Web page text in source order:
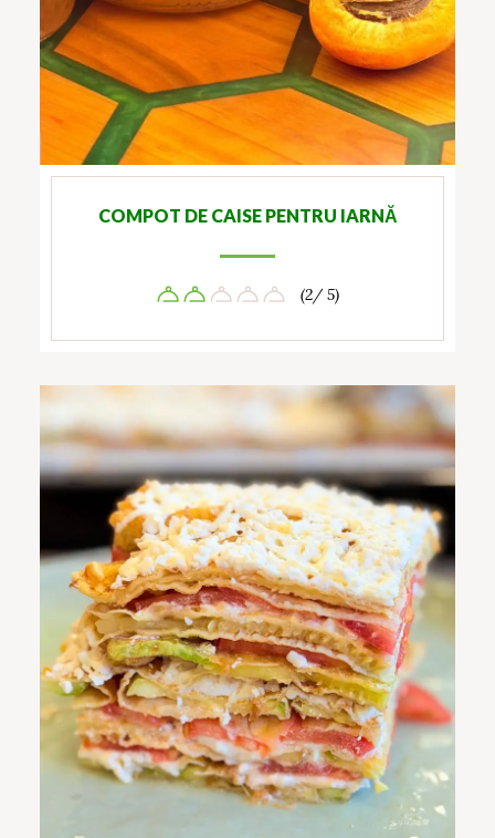
COMPOT DE CAISE PENTRU IARNĂ
(2/ 5)